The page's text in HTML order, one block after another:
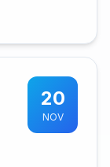
20
NOV